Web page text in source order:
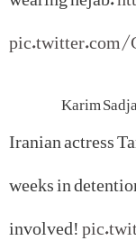
Iranian actress
weeks in
involved!